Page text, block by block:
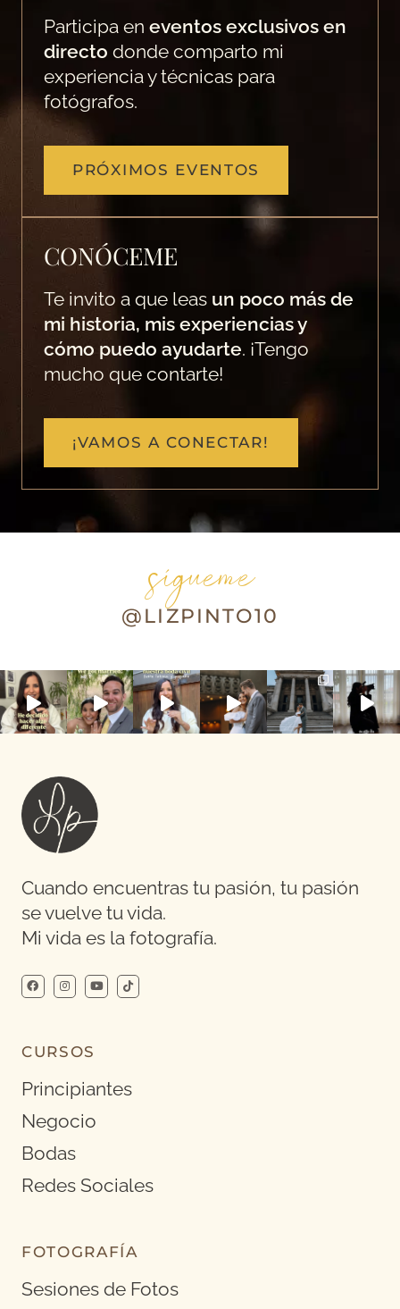
Participa en eventos exclusivos en
directo donde comparto mi
experiencia y técnicas para
fotógrafos.
PRÓXIMOS EVENTOS
CONÓCEME
Te invito a que leas un poco más de
mi historia, mis experiencias y
cómo puedo ayudarte. ¡Tengo
mucho que contarte!
¡VAMOS A CONECTAR!
sígueme
@LIZPINTO10
Cuando encuentras tu pasión, tu pasión
se vuelve tu vida.
Mi vida es la fotografía.
CURSOS
Principiantes
Negocio
Bodas
Redes Sociales
FOTOGRAFÍA
Sesiones de Fotos